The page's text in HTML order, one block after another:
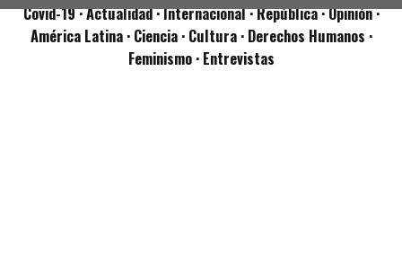
Covid-19· Actualidad· Internacional· República· Opinión·
América Latina · Ciencia · Cultura · Derechos Humanos ·
Feminismo · Entrevistas